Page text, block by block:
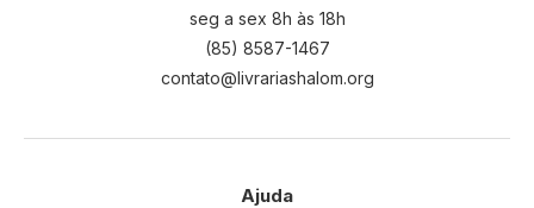
seg a sex 8h às 18h
(85) 8587-1467
contato@livrariashalom.org
Ajuda